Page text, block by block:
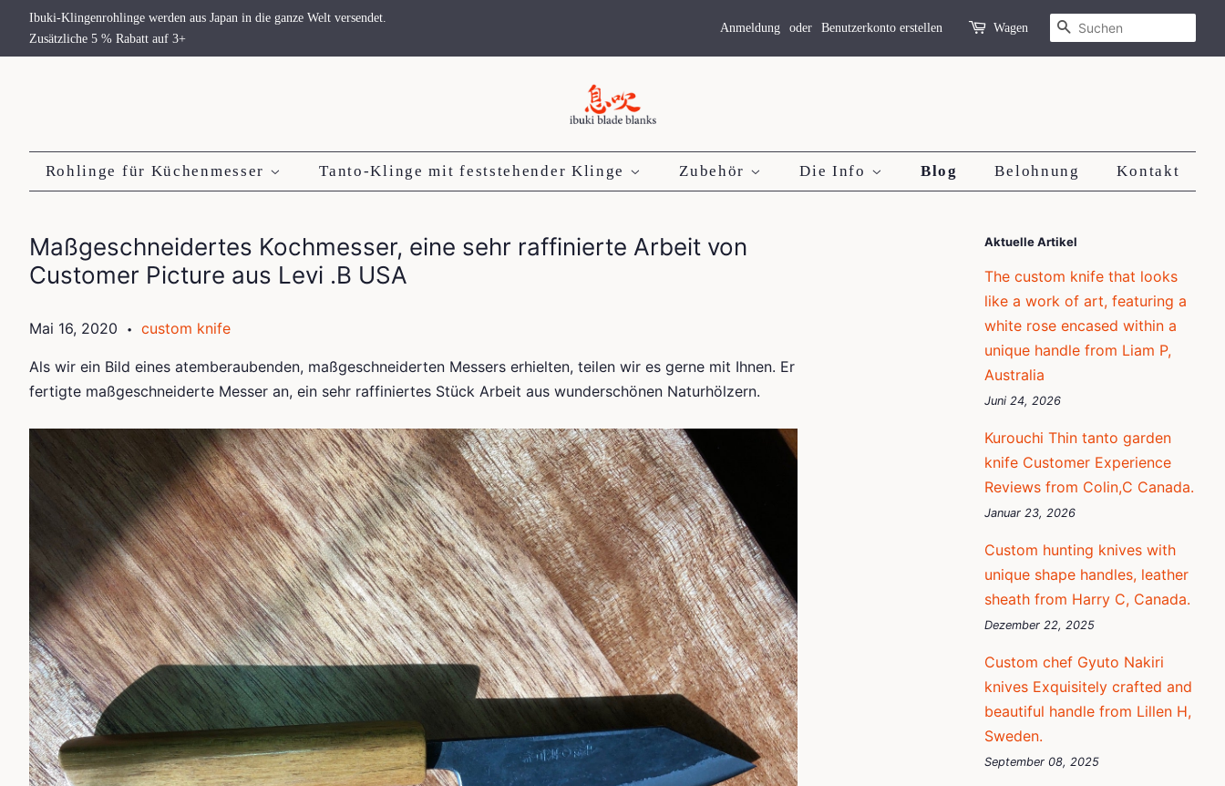
Ibuki-Klingenrohlinge werden aus Japan in die ganze Welt versendet.
Zusätzliche 5 % Rabatt auf 3+
Anmeldung oder Benutzerkonto erstellen Wagen Suchen
Rohlinge für Küchenmesser Tanto-Klinge mit feststehender Klinge Zubehör Die Info Blog Belohnung Kontakt
Maßgeschneidertes Kochmesser, eine sehr raffinierte Arbeit von
Customer Picture aus Levi .B USA
Mai 16, 2020 • custom knife
Als wir ein Bild eines atemberaubenden, maßgeschneiderten Messers erhielten, teilen wir es gerne mit Ihnen. Er
fertigte maßgeschneiderte Messer an, ein sehr raffiniertes Stück Arbeit aus wunderschönen Naturhölzern.
Aktuelle Artikel
The custom knife that looks
like a work of art, featuring a
white rose encased within a
unique handle from Liam P,
Australia
Juni 24, 2026
Kurouchi Thin tanto garden
knife Customer Experience
Reviews from Colin,C Canada.
Januar 23, 2026
Custom hunting knives with
unique shape handles, leather
sheath from Harry C, Canada.
Dezember 22, 2025
Custom chef Gyuto Nakiri
knives Exquisitely crafted and
beautiful handle from Lillen H,
Sweden.
September 08, 2025